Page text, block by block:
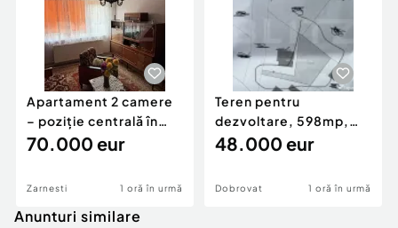
Apartament 2 camere
– poziție centrală în
Zărnești
70.000 eur
Zarnesti 1 oră în urmă
Teren pentru
dezvoltare, 598mp,
Dorobanti
48.000 eur
Dobrovat 1 oră în urmă
Anunturi similare